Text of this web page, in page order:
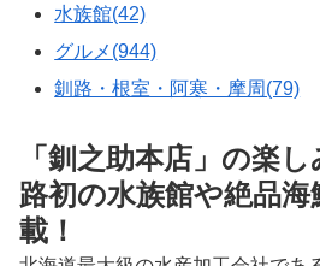
水族館(42)
グルメ(944)
釧路・根室・阿寒・摩周(79)
「釧之助本店」の楽
路初の水族館や絶品
載！